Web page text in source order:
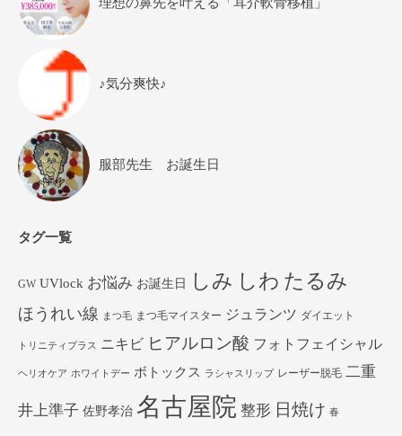
理想の鼻先を叶える「耳介軟骨移植」
♪気分爽快♪
服部先生 お誕生日
タグ一覧
GW UVlock お悩み お誕生日 しみ しわ たるみ
ほうれい線 まつ毛 まつ毛マイスター ジュランツ ダイエット
トリニティプラス ニキビ ヒアルロン酸 フォトフェイシャル
ヘリオケア ホワイトデー ボトックス ラシャスリップ レーザー脱毛 二重
井上準子 佐野孝治 名古屋院 整形 日焼け 春